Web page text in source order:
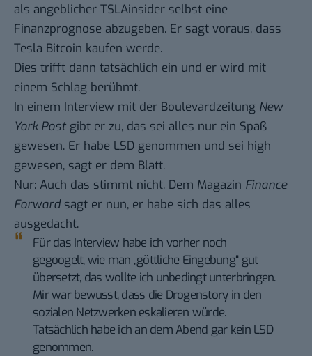
als angeblicher TSLAinsider selbst eine
Finanzprognose abzugeben. Er sagt voraus, dass
Tesla Bitcoin kaufen werde.
Dies trifft dann tatsächlich ein und er wird mit
einem Schlag berühmt.
In einem Interview mit der Boulevardzeitung New
York Post gibt er zu, das sei alles nur ein Spaß
gewesen. Er habe LSD genommen und sei high
gewesen, sagt er dem Blatt.
Nur: Auch das stimmt nicht. Dem Magazin Finance
Forwardsagt er nun, er habe sich das alles
ausgedacht.
Für das Interview habe ich vorher noch
gegoogelt, wie man „göttliche Eingebung“ gut
übersetzt, das wollte ich unbedingt unterbringen.
Mir war bewusst, dass die Drogenstory in den
sozialen Netzwerken eskalieren würde.
Tatsächlich habe ich an dem Abend gar kein LSD
genommen.